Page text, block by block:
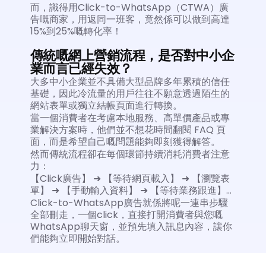
而，識得用Click-to-WhatsApp（CTWA）廣
告嘅商家，用返同一班客，竟然係可以做到高達
15%到25%嘅轉化率！
傳統嘅網上營銷流程，是否對中小企
業而言已經失效？
大多中小企業並不具備大型品牌多年累積的信任
基礎，因此冷流量的用戶往往不願意透過陌生的
網站表單或獨立結帳頁面進行轉換。
當一個消費者在考慮本地服務、高單價產品或專
業解決方案時，他們並不想花時間翻閱 FAQ 頁
面，而是希望自己嘅問題能夠即刻獲得解答。
然而傳統流程卻在每個環節持續消耗消費者注意
力：
【Click廣告】 ➜ 【等待網頁載入】 ➜ 【瀏覽表
單】 ➜ 【手動輸入資料】 ➜ 【等待業務跟進】…
Click-to-WhatsApp廣告就係將呢一連串步驟
全部刪走，一個click，直接打開消費者與您嘅
WhatsApp聊天窗，並預先填入訊息內容，讓你
們能夠立即開始對話。